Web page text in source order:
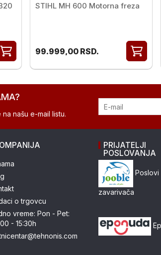
STIHL MH 600 Motorna freza
99.999,00 RSD.
našu e-mail listu.
o trgovcu
vreme: Pon - Pet:
- 15:30h
PRIJATELJI
POSLOVANJA
Poslovi
zavarivača